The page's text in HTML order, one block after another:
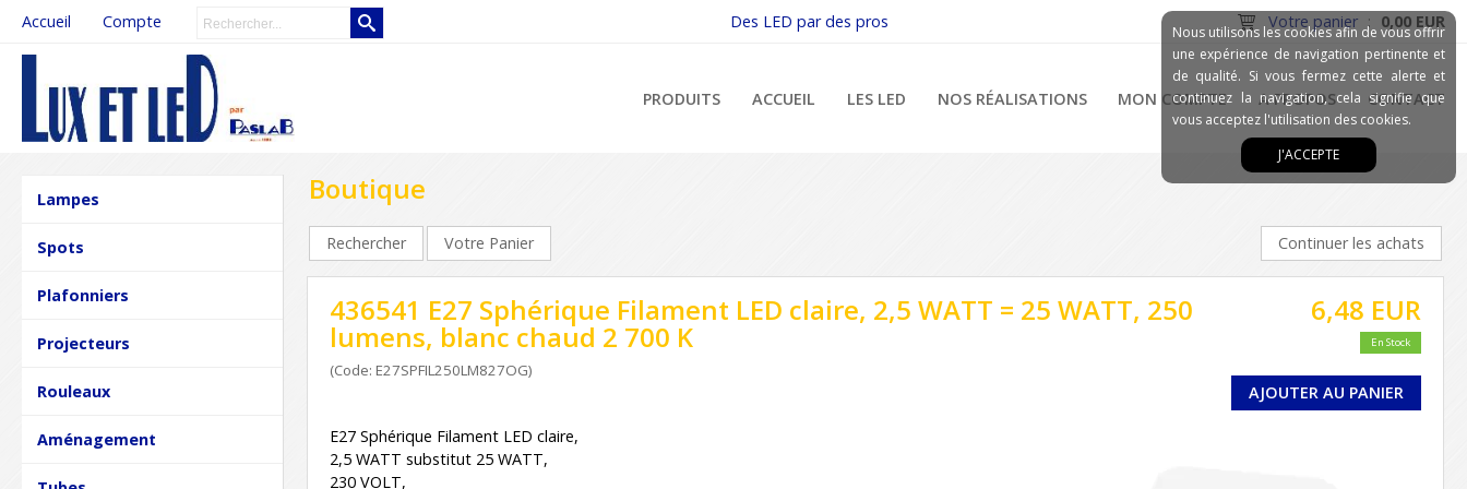
Accueil Compte Votre panier : 0,00 EUR
Des LED par des pros
PRODUITS ACCUEIL LES LED NOS RÉALISATIONS MON COMPTE A PROPOS CONTACT
Lampes
Spots
Plafonniers
Projecteurs
Rouleaux
Aménagement
Boutique
Rechercher Votre Panier Continuer les achats
436541 E27 Sphérique Filament LED claire, 2,5 WATT = 25 WATT, 250
lumens, blanc chaud 2 700 K
(Code: E27SPFIL250LM827OG)
6,48 EUR
En Stock
AJOUTER AU PANIER
E27 Sphérique Filament LED claire,
2,5 WATT substitut 25 WATT,
230 VOLT,
Nous utilisons les cookies afin de vous offrir
une expérience de navigation pertinente et
de qualité. Si vous fermez cette alerte et
continuez la navigation, cela signifie que
vous acceptez l'utilisation des cookies.
J'ACCEPTE